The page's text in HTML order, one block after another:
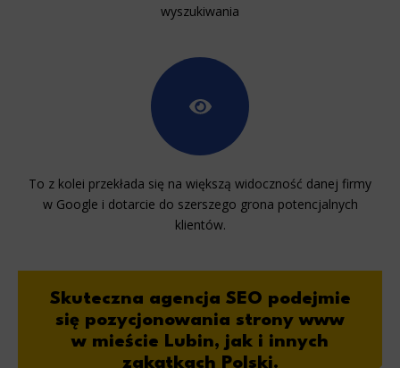
wyszukiwania
To z kolei przekłada się na większą widoczność danej firmy
w Google i dotarcie do szerszego grona potencjalnych
klientów.
Skuteczna agencja SEO podejmie
się pozycjonowania strony www
w mieście Lubin, jak i innych
zakątkach Polski.